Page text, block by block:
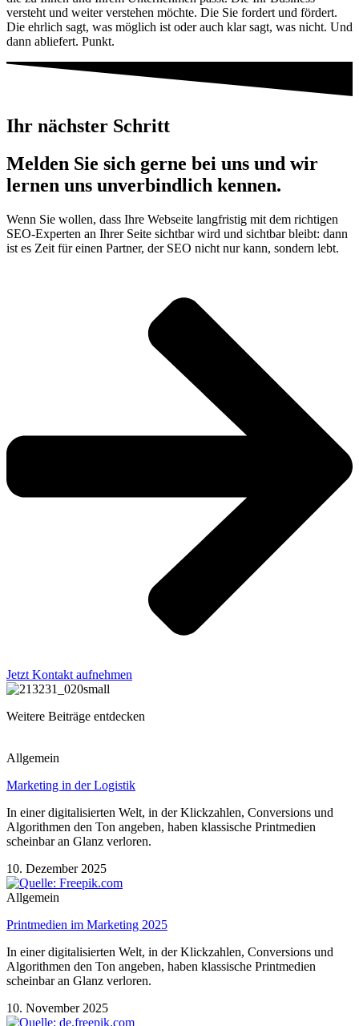
versteht und weiter verstehen möchte. Die Sie fordert und fördert.
Die ehrlich sagt, was möglich ist oder auch klar sagt, was nicht. Und
dann abliefert. Punkt.
Ihr nächster Schritt
Melden Sie sich gerne bei uns und wir
lernen uns unverbindlich kennen.
Wenn Sie wollen, dass Ihre Webseite langfristig mit dem richtigen
SEO-Experten an Ihrer Seite sichtbar wird und sichtbar bleibt: dann
ist es Zeit für einen Partner, der SEO nicht nur kann, sondern lebt.
Jetzt Kontakt aufnehmen
Weitere Beiträge entdecken
Allgemein
Marketing in der Logistik
In einer digitalisierten Welt, in der Klickzahlen, Conversions und
Algorithmen den Ton angeben, haben klassische Printmedien
scheinbar an Glanz verloren.
10. Dezember 2025
Allgemein
Printmedien im Marketing 2025
In einer digitalisierten Welt, in der Klickzahlen, Conversions und
Algorithmen den Ton angeben, haben klassische Printmedien
scheinbar an Glanz verloren.
10. November 2025